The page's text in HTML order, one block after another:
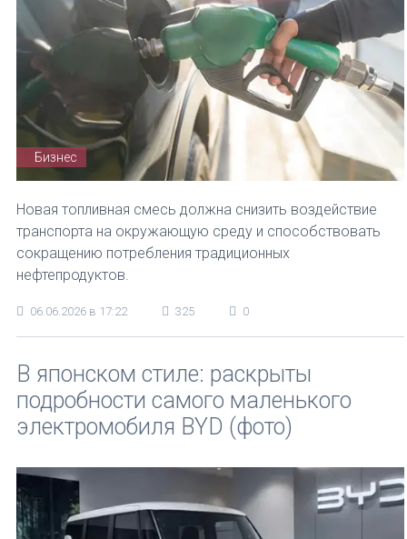
Бизнес
Новая топливная смесь должна снизить воздействие
транспорта на окружающую среду и способствовать
сокращению потребления традиционных
нефтепродуктов.
06.06.2026 в 17:22 325 0
В японском стиле: раскрыты
подробности самого маленького
электромобиля BYD (фото)